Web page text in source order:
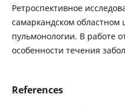
Ретроспективное
самаркандском
пульмонологии. В работе
особенности течения
References